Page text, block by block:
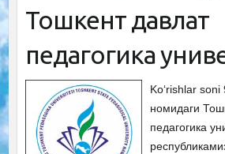
Тошкент давлат
педагогика
Ko‘rishlar
номидаги
педагогика